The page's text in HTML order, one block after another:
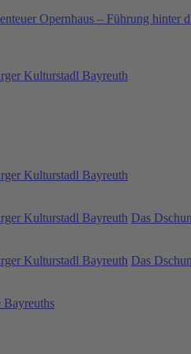
Opernhaus – Führung hinter
Kulturstadl Bayreuth
Kulturstadl Bayreuth
Kulturstadl Bayreuth Das
Kulturstadl Bayreuth Das